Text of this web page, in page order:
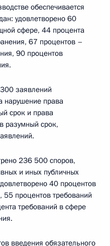
обеспечивается
удовлетворено 60
сфере, 44 процента
67 процентов –
90 процентов
заявлений
нарушение права
срок и права
разумный срок,
236 500 споров,
и иных публичных
40 процентов
55 процентов требований
требований в сфере
введения обязательного